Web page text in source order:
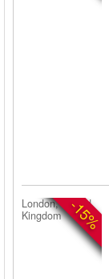
-15%
London, United
Kingdom